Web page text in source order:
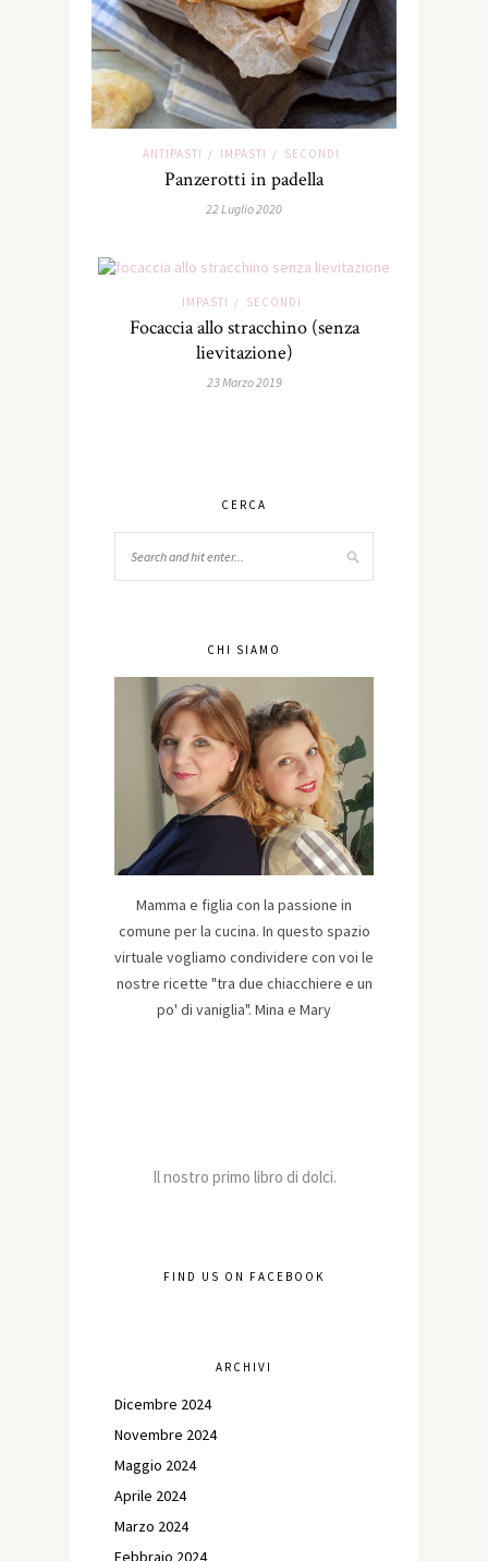
ANTIPASTI / IMPASTI / SECONDI
Panzerotti in padella
22 Luglio 2020
IMPASTI / SECONDI
Focaccia allo stracchino (senza
lievitazione)
23 Marzo 2019
CERCA
CHI SIAMO
Mamma e figlia con la passione in
comune per la cucina. In questo spazio
virtuale vogliamo condividere con voi le
nostre ricette "tra due chiacchiere e un
po' di vaniglia". Mina e Mary
Il nostro primo libro di dolci.
FIND US ON FACEBOOK
ARCHIVI
Dicembre 2024
Novembre 2024
Maggio 2024
Aprile 2024
Marzo 2024
Febbraio 2024